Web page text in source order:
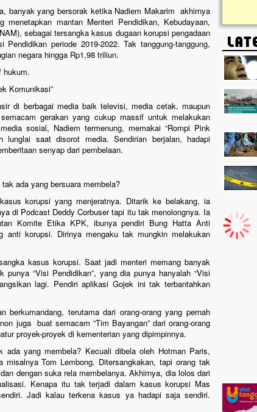
banyak yang bersorak ketika Nadiem Makarim akhirnya
mantan Menteri Pendidikan, Kebudayaan,
sebagai tersangka kasus dugaan korupsi pengadaan
periode 2019-2022. Tak tanggung-tanggung,
negara hingga Rp1,98 triliun.
hukum.
Komunikasi”
di berbagai media baik televisi, media cetak, maupun
gerakan yang cukup massif untuk melakukan
sosial, Nadiem termenung, memakai “Rompi Pink
lunglai saat disorot media. Sendirian berjalan, hadapi
senyap dari pembelaan.
ada yang bersuara membela?
korupsi yang menjeratnya. Ditarik ke belakang, ia
di Podcast Deddy Corbuser tapi itu tak menolongnya. Ia
Komite Etika KPK, ibunya pendiri Bung Hatta Anti
anti korupsi. Dirinya mengaku tak mungkin melakukan
kasus korupsi. Saat jadi menteri memang banyak
punya “Visi Pendidikan”, yang dia punya hanyalah “Visi
lagi. Pendiri aplikasi Gojek ini tak terbantahkan
berkumandang, terutama dari orang-orang yang pernah
juga buat semacam “Tim Bayangan” dari orang-orang
proyek-proyek di kementerian yang dipimpinnya.
yang membela? Kecuali dibela oleh Hotman Paris,
misalnya Tom Lembong. Ditersangkakan, tapi orang tak
dengan suka rela membelanya. Akhirnya, dia lolos dari
Kenapa itu tak terjadi dalam kasus korupsi Mas
Jadi kalau terkena kasus ya hadapi saja sendiri.